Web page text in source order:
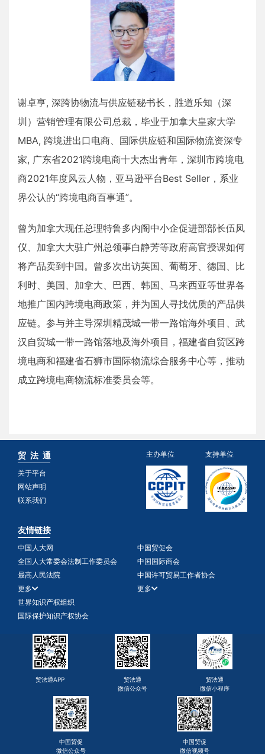
谢卓亨, 深跨协物流与供应链秘书长，胜道乐知（深
圳）营销管理有限公司总裁，毕业于加拿⼤皇家大学
MBA, 跨境进出口电商、国际供应链和国际物流资深专
家, 广东省2021跨境电商十大杰出青年，深圳市跨境电
商2021年度风云人物，亚马逊平台Best Seller，系业
界公认的“跨境电商百事通”。
曾为加拿大现任总理特鲁多内阁中小企促进部部长伍凤
仪、加拿⼤大驻广州总领事白静芳等政府高官授课如何
将产品卖到中国。曾多次出访英国、葡萄牙、德国、比
利时、美国、加拿大、巴西、韩国、马来西亚等世界各
地推广国内跨境电商政策，并为国人寻找优质的产品供
应链。参与并主导深圳精茂城一带一路馆海外项目、武
汉自贸城一带一路馆落地及海外项目，福建省自贸区跨
境电商和福建省石狮市国际物流综合服务中心等，推动
成立跨境电商物流标准委员会等。
贸 法 通
关于平台
网站声明
联系我们
主办单位 支持单位
友情链接
中国人大网
全国人大常委会法制工作委员会
最高人民法院
更多
中国贸促会
中国国际商会
中国许可贸易工作者协会
更多
世界知识产权组织
国际保护知识产权协会
贸法通APP
贸法通
微信公众号
贸法通
微信小程序
中国贸促
微信公众号
中国贸促
微信视频号